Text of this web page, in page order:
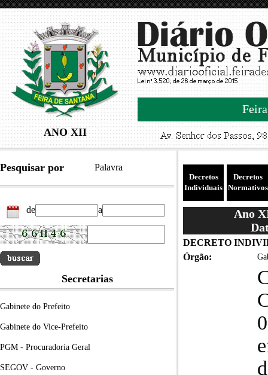
ANO XII
Pesquisar por Palavra
de a
Secretarias
Gabinete do Prefeito
Gabinete do Vice-Prefeito
PGM - Procuradoria Geral
SEGOV - Governo
Decretos
Individuais
Decretos
Normativos
Ano
DECRETO
Órgão: